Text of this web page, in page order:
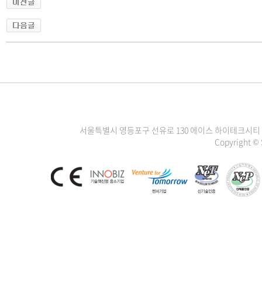
서울특별시 영등포구 선유로 130 에이스 하이테크시
Copyright ©